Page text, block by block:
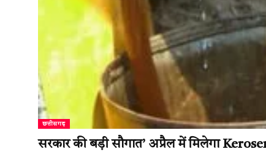
छत्तीसगढ़
सरकार की बड़ी सौगात’ अप्रैल में मिलेगा